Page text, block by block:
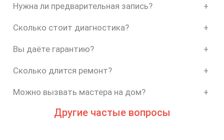
Нужна ли предварительная запись? +
Сколько стоит диагностика? +
Вы даёте гарантию? +
Сколько длится ремонт? +
Можно вызвать мастера на дом? +
Другие частые вопросы